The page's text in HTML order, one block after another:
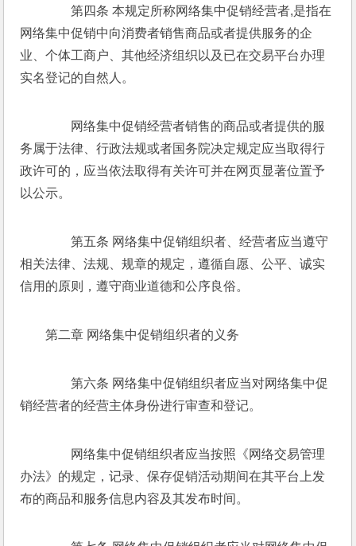
第四条 本规定所称网络集中促销经营者,是指在
网络集中促销中向消费者销售商品或者提供服务的企
业、个体工商户、其他经济组织以及已在交易平台办理
实名登记的自然人。
网络集中促销经营者销售的商品或者提供的服
务属于法律、行政法规或者国务院决定规定应当取得行
政许可的，应当依法取得有关许可并在网页显著位置予
以公示。
第五条 网络集中促销组织者、经营者应当遵守
相关法律、法规、规章的规定，遵循自愿、公平、诚实
信用的原则，遵守商业道德和公序良俗。
第二章 网络集中促销组织者的义务
第六条 网络集中促销组织者应当对网络集中促
销经营者的经营主体身份进行审查和登记。
网络集中促销组织者应当按照《网络交易管理
办法》的规定，记录、保存促销活动期间在其平台上发
布的商品和服务信息内容及其发布时间。